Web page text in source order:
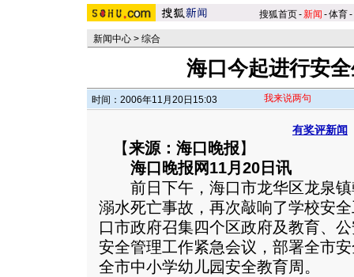
搜狐首页-新闻 -体育-
新闻中心 > 综合
海口今起进行安
时间：2006年11月20日15:03 我来说两句
有奖评新闻
【来源：海口晚报】
海口晚报网11月20日讯
前日下午，海口市龙华区龙泉镇
溺水死亡事故，再次敲响了学校安
口市政府召集四个区政府及教育、
安全管理工作紧急会议，部署全市
全市中小学幼儿园安全教育周。